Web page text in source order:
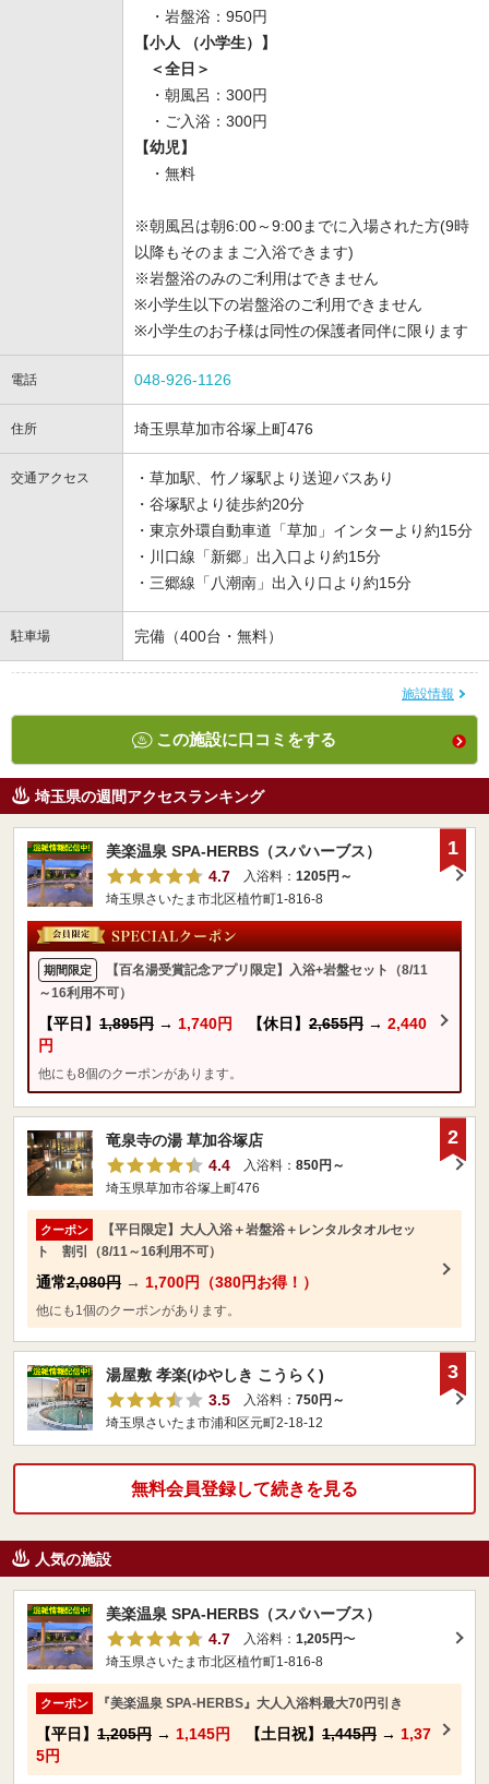
・岩盤浴：950円
【小人 （小学生）】
＜全日＞
・朝風呂：300円
・ご入浴：300円
【幼児】
・無料
※朝風呂は朝6:00～9:00までに入場された方(9時
以降もそのままご入浴できます)
※岩盤浴のみのご利用はできません
※小学生以下の岩盤浴のご利用できません
※小学生のお子様は同性の保護者同伴に限ります
電話 048-926-1126
住所 埼玉県草加市谷塚上町476
交通アクセス
・草加駅、竹ノ塚駅より送迎バスあり
・谷塚駅より徒歩約20分
・東京外環自動車道「草加」インターより約15分
・川口線「新郷」出入口より約15分
・三郷線「八潮南」出入り口より約15分
駐車場 完備（400台・無料）
施設情報
この施設に口コミをする
埼玉県の週間アクセスランキング
美楽温泉 SPA-HERBS（スパハーブス）
4.7
入浴料： 1205円～
埼玉県さいたま市北区植竹町1-816-8
期間限定
【百名湯受賞記念アプリ限定】入浴+岩盤セット（8/11
～16利用不可）
【平日】 1,895円 → 1,740円 【休日】 2,655円 → 2,440
円
他にも8個のクーポンがあります。
1
竜泉寺の湯 草加谷塚店
4.4
入浴料： 850円～
埼玉県草加市谷塚上町476
クーポン
【平日限定】大人入浴＋岩盤浴＋レンタルタオルセッ
ト 割引（8/11～16利用不可）
通常2,080円 → 1,700円（380円お得！）
他にも1個のクーポンがあります。
2
湯屋敷 孝楽(ゆやしき こうらく)
3.5
入浴料： 750円～
埼玉県さいたま市浦和区元町2-18-12
3
無料会員登録して続きを見る
人気の施設
美楽温泉 SPA-HERBS（スパハーブス）
4.7
入浴料： 1,205円〜
埼玉県さいたま市北区植竹町1-816-8
クーポン 『美楽温泉 SPA-HERBS』大人入浴料最大70円引き
【平日】 1,205円 → 1,145円 【土日祝】 1,445円 → 1,37
5円